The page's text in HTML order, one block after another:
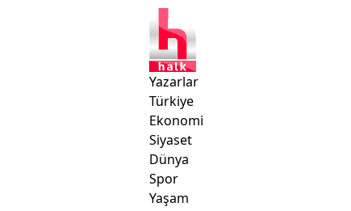
Yazarlar
Türkiye
Ekonomi
Siyaset
Dünya
Spor
Yaşam